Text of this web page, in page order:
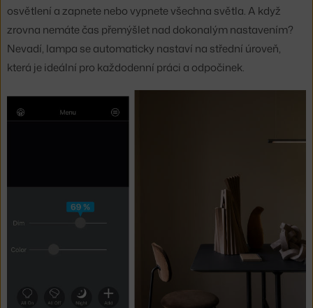
osvětlení a zapnete nebo vypnete všechna světla. A když
zrovna nemáte čas přemýšlet nad dokonalým nastavením?
Nevadí, lampa se automaticky nastaví na střední úroveň,
která je ideální pro každodenní práci a odpočinek.